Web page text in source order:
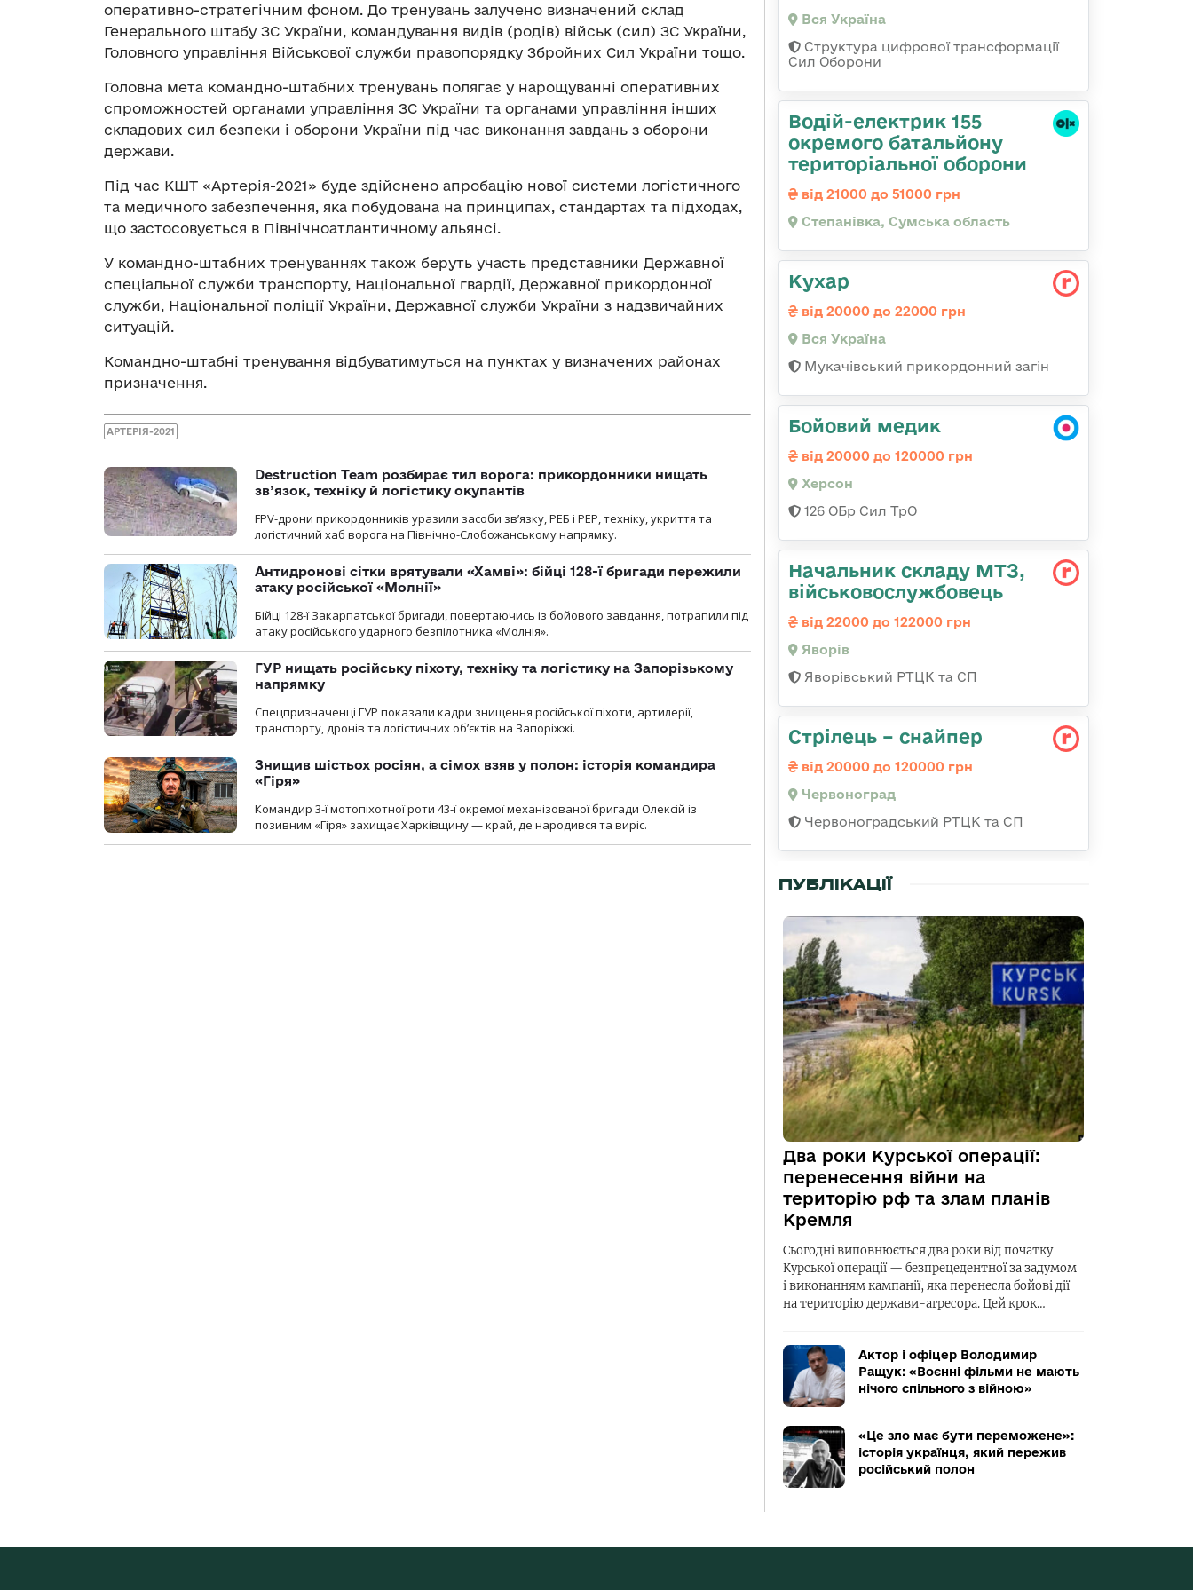
оперативно-стратегічним фоном. До тренувань залучено визначений склад
Генерального штабу ЗС України, командування видів (родів) військ (сил) ЗС України,
Головного управління Військової служби правопорядку Збройних Сил України тощо.
Головна мета командно-штабних тренувань полягає у нарощуванні оперативних
спроможностей органами управління ЗС України та органами управління інших
складових сил безпеки і оборони України під час виконання завдань з оборони
держави.
Під час КШТ «Артерія-2021» буде здійснено апробацію нової системи логістичного
та медичного забезпечення, яка побудована на принципах, стандартах та підходах,
що застосовується в Північноатлантичному альянсі.
У командно-штабних тренуваннях також беруть участь представники Державної
спеціальної служби транспорту, Національної гвардії, Державної прикордонної
служби, Національної поліції України, Державної служби України з надзвичайних
ситуацій.
Командно-штабні тренування відбуватимуться на пунктах у визначених районах
призначення.
АРТЕРІЯ-2021
Destruction Team розбирає тил ворога: прикордонники нищать
зв’язок, техніку й логістику окупантів
FPV-дрони прикордонників уразили засоби зв’язку, РЕБ і РЕР, техніку, укриття та
логістичний хаб ворога на Північно-Слобожанському напрямку.
Антидронові сітки врятували «Хамві»: бійці 128-ї бригади пережили
атаку російської «Молнії»
Бійці 128-ї Закарпатської бригади, повертаючись із бойового завдання, потрапили під
атаку російського ударного безпілотника «Молнія».
ГУР нищать російську піхоту, техніку та логістику на Запорізькому
напрямку
Спецпризначенці ГУР показали кадри знищення російської піхоти, артилерії,
транспорту, дронів та логістичних об’єктів на Запоріжжі.
Знищив шістьох росіян, а сімох взяв у полон: історія командира
«Гіря»
Командир 3-ї мотопіхотної роти 43-ї окремої механізованої бригади Олексій із
позивним «Гіря» захищає Харківщину — край, де народився та виріс.
Вся Україна
Структура цифрової трансформації
Сил Оборони
Водій-електрик 155
окремого батальйону
територіальної оборони
від 21000 до 51000 грн
Степанівка, Сумська область
Кухар
від 20000 до 22000 грн
Вся Україна
Мукачівський прикордонний загін
Бойовий медик
від 20000 до 120000 грн
Херсон
126 ОБр Сил ТрО
Начальник складу МТЗ,
військовослужбовець
від 22000 до 122000 грн
Яворів
Яворівський РТЦК та СП
Стрілець – снайпер
від 20000 до 120000 грн
Червоноград
Червоноградський РТЦК та СП
ПУБЛІКАЦІЇ
Два роки Курської операції:
перенесення війни на
територію рф та злам планів
Кремля
Сьогодні виповнюється два роки від початку
Курської операції — безпрецедентної за задумом
і виконанням кампанії, яка перенесла бойові дії
на територію держави-агресора. Цей крок…
Актор і офіцер Володимир
Ращук: «Воєнні фільми не мають
нічого спільного з війною»
«Це зло має бути переможене»:
історія українця, який пережив
російський полон